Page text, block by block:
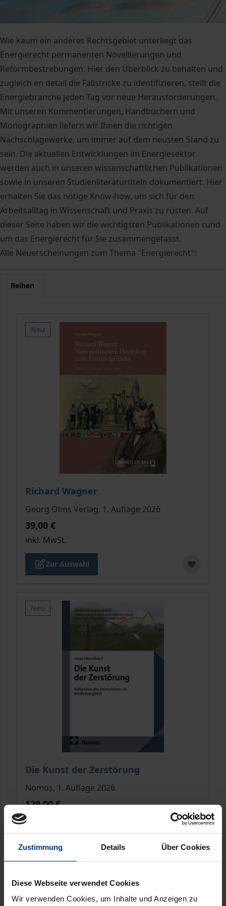
Zustimmung Details Über Cookies
Diese Webseite verwendet Cookies
Wir verwenden Cookies, um Inhalte und Anzeigen zu
Wie kaum ein anderes Rechtsgebiet unterliegt das
Energierecht permanenten Novellierungen und
Reformbestrebungen. Hier den Überblick zu behalten und
zugleich en detail die Fallstricke zu identifizieren, stellt die
Energiebranche jeden Tag vor neue Herausforderungen.
Mit unseren Kommentierungen, Handbüchern und
Monographien liefern wir Ihnen die richtigen
Nachschlagewerke, um immer auf dem neusten Stand zu
sein. Die aktuellen Entwicklungen im Energiesektor
werden auch in unseren wissenschaftlichen Publikationen
sowie in unseren Studienliteraturtiteln dokumentiert. Hier
erhalten Sie das nötige Know-how, um sich für den
Arbeitsalltag in Wissenschaft und Praxis zu rüsten. Auf
dieser Seite haben wir die wichtigsten Publikationen rund
um das Energierecht für Sie zusammengefasst.
Alle Neuerscheinungen zum Thema "Energierecht":
Reihen
Richard Wagner
Neu
Der Preis dieses Titels richtet sich nach der
Georg Olms Verlag, 1. Auflage 2026
39,00 €
inkl. MwSt.
Zur Auswahl
Die Kunst der Zerstörung
Neu
Der Preis dieses Titels richtet sich nach der
Nomos, 1. Auflage 2026
129,00 €
inkl. MwSt.
Neu